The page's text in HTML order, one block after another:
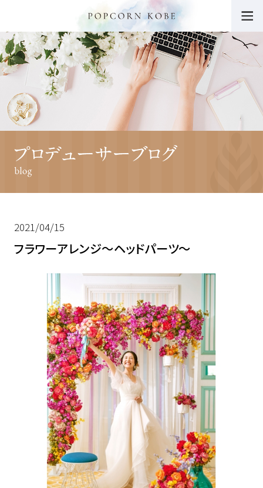
トップ
POPCORN KOBEの魅力
挙式・パーティー会場
ウエディングフェア
料金・プラン
挙式レポート・動画
施設紹介
ドレス
料理・ケーキ
卒花さんの声
ニュース一覧
サイトマップ
2021/04/15
フラワーアレンジ～ヘッドパーツ～